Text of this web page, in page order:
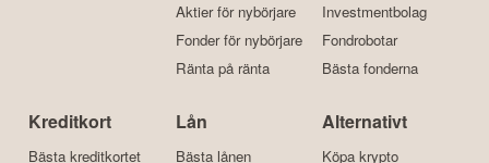
Aktier för nybörjare
Fonder för nybörjare
Ränta på ränta
Investmentbolag
Fondrobotar
Bästa fonderna
Kreditkort
Bästa kreditkortet
Lån
Bästa lånen
Alternativt
Köpa krypto